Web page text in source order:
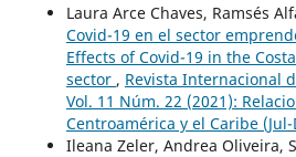
Laura Arce Chaves, Ramsés
Covid-19 en el sector
Effects of Covid-19 in the
sector , Revista Internacional
Vol. 11 Núm. 22 (2021):
Centroamérica y el Caribe (Jul-
Ileana Zeler, Andrea Oliveira,